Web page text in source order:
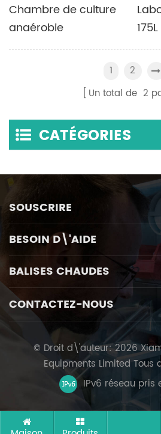
Chambre de culture
anaérobie
d'incubateur
anaérobie de bureau
1
2
Un total de 2
CATÉGORIES
SOUSCRIRE
BESOIN D\'AIDE
BALISES CHAUDES
CONTACTEZ-NOUS
© Droit d\'auteur: 2026
Equipments Limited Tous
IPv6 réseau pris